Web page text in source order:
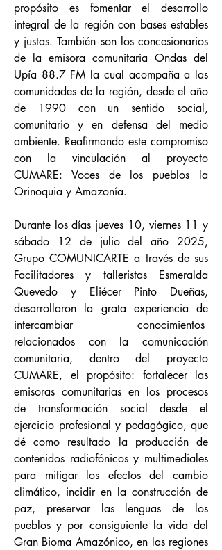
propósito es fomentar el desarrollo
integral de la región con bases estables
y justas. También son los concesionarios
de la emisora comunitaria Ondas del
Upía 88.7 FM la cual acompaña a las
comunidades de la región, desde el año
de 1990 con un sentido social,
comunitario y en defensa del medio
ambiente. Reafirmando este compromiso
con la vinculación al proyecto
CUMARE: Voces de los pueblos la
Orinoquia y Amazonía.
Durante los días jueves 10, viernes 11 y
sábado 12 de julio del año 2025,
Grupo COMUNICARTE a través de sus
Facilitadores y talleristas Esmeralda
Quevedo y Eliécer Pinto Dueñas,
desarrollaron la grata experiencia de
intercambiar conocimientos
relacionados con la comunicación
comunitaria, dentro del proyecto
CUMARE, el propósito: fortalecer las
emisoras comunitarias en los procesos
de transformación social desde el
ejercicio profesional y pedagógico, que
dé como resultado la producción de
contenidos radiofónicos y multimediales
para mitigar los efectos del cambio
climático, incidir en la construcción de
paz, preservar las lenguas de los
pueblos y por consiguiente la vida del
Gran Bioma Amazónico, en las regiones